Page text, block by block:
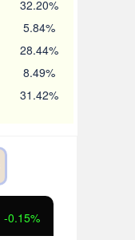
32.20%
5.84%
28.44%
8.49%
31.42%
0.30%